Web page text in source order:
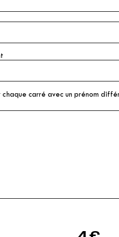
chaque carré avec un prénom